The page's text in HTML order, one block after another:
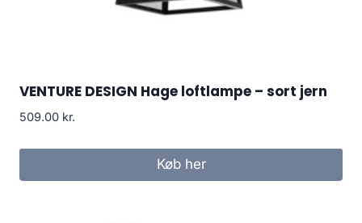
VENTURE DESIGN Hage loftlampe – sort jern
509.00 kr.
Køb her